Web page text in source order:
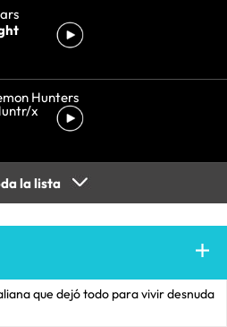
Hunters
x
la lista
que dejó todo para vivir desnuda